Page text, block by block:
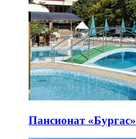
Пансионат «Бургас»